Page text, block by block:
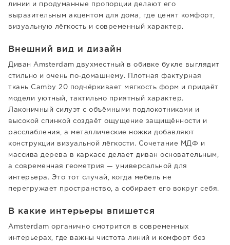
линии и продуманные пропорции делают его
выразительным акцентом для дома, где ценят комфорт,
визуальную лёгкость и современный характер.
Внешний вид и дизайн
Диван Amsterdam двухместный в обивке букле выглядит
стильно и очень по-домашнему. Плотная фактурная
ткань Camby 20 подчёркивает мягкость форм и придаёт
модели уютный, тактильно приятный характер.
Лаконичный силуэт с объёмными подлокотниками и
высокой спинкой создаёт ощущение защищённости и
расслабления, а металлические ножки добавляют
конструкции визуальной лёгкости. Сочетание МДФ и
массива дерева в каркасе делает диван основательным,
а современная геометрия — универсальной для
интерьера. Это тот случай, когда мебель не
перегружает пространство, а собирает его вокруг себя.
В какие интерьеры впишется
Amsterdam органично смотрится в современных
интерьерах, где важны чистота линий и комфорт без